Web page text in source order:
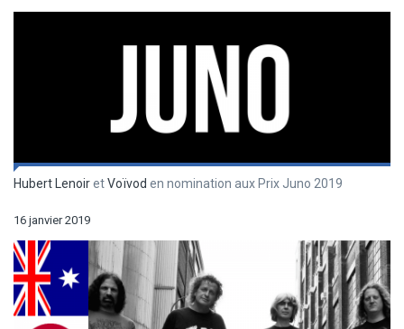
Hubert LenoiretVoïvod en nomination aux Prix Juno 2019
16 janvier 2019